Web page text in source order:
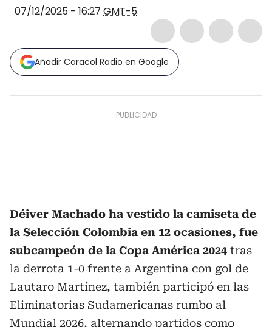
07/12/2025 - 16:27 GMT-5
Añadir Caracol Radio en Google
Déiver Machado ha vestido la camiseta de
la Selección Colombia en 12 ocasiones, fue
subcampeón de la Copa América 2024 tras
la derrota 1-0 frente a Argentina con gol de
Lautaro Martínez, también participó en las
Eliminatorias Sudamericanas rumbo al
Mundial 2026, alternando partidos como